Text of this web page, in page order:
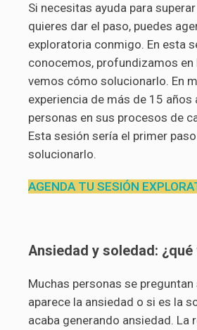
Si necesitas ayuda para
quieres dar el paso, puedes
exploratoria conmigo. En esta
conocemos, profundizamos en
vemos cómo solucionarlo. En
experiencia de más de 15 años
personas en sus procesos de
Esta sesión sería el primer
solucionarlo.
AGENDA TU SESIÓN
Ansiedad y soledad: ¿qué
Muchas personas se
aparece la ansiedad o si es la
acaba generando ansiedad. La